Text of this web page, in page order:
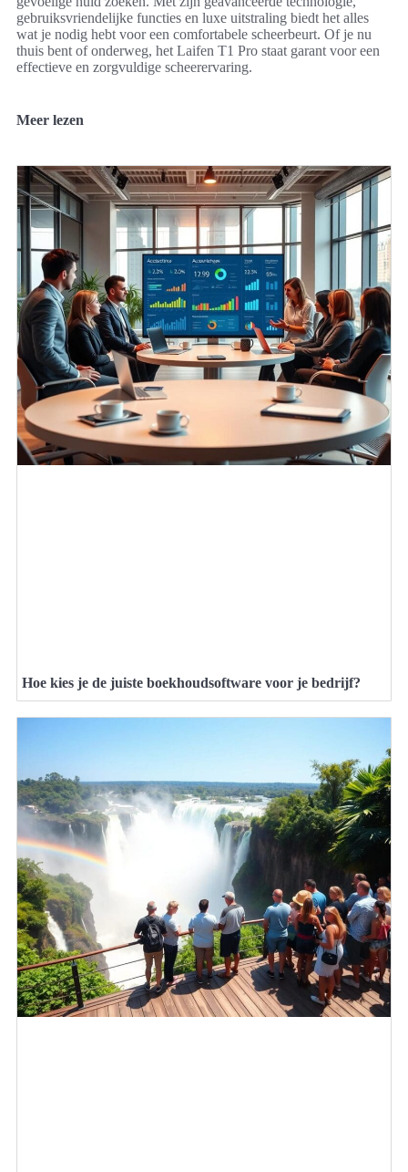
gebruiksvriendelijke functies en luxe uitstraling biedt het alles
wat je nodig hebt voor een comfortabele scheerbeurt. Of je nu
thuis bent of onderweg, het Laifen T1 Pro staat garant voor een
effectieve en zorgvuldige scheerervaring.
Meer lezen
Hoe kies je de juiste boekhoudsoftware voor je bedrijf?